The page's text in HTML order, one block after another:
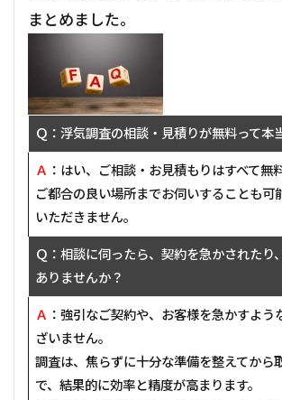
まとめました。
Ｑ：浮気調査の相談・見積りが無料って本
Ａ ：はい、ご相談・お見積もりはすべて無
ご都合の良い場所までお伺いすることも可
いただきません。
Ｑ：相談に伺ったら、契約を急かされたり
ありませんか？
Ａ ：強引なご契約や、お客様を急かすよう
ざいません。
調査は、焦らずに十分な準備を整えてから
で、結果的に効率と精度が高まります。